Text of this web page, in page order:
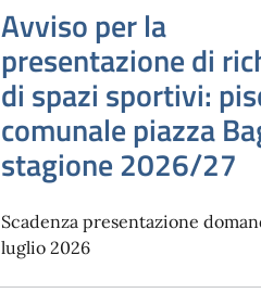
Avviso per la
presentazione di
di spazi sportivi:
comunale piazza
stagione 2026/27
Scadenza presentazione
luglio 2026